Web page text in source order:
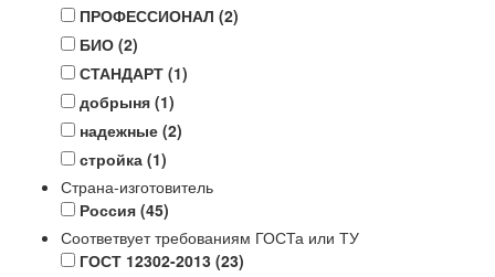
ПРОФЕССИОНАЛ (2)
БИО (2)
СТАНДАРТ (1)
добрыня (1)
надежные (2)
стройка (1)
Страна-изготовитель
Россия (45)
Соответвует требованиям ГОСТа или ТУ
ГОСТ 12302-2013 (23)